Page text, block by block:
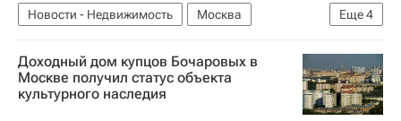
Еще4
Новости - Недвижимость
Москва
Коммерческая недвижимость
Строительство
Торговые центры
Россия
Доходный дом купцов Бочаровых в
Москве получил статус объекта
культурного наследия